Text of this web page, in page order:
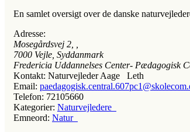
En samlet oversigt over de danske
Adresse:
Mosegårdsvej 2
7000 Vejle, Syddanmark
Fredericia Uddannelses Center- Pædagogisk
Kontakt: Naturvejleder Aage Leth
Email:
Telefon: 72105660
Kategorier: Naturvejledere
Emneord: Natur